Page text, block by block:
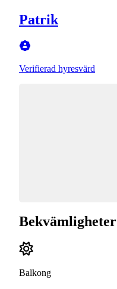
Patrik
Verifierad hyresvärd
Bekvämligheter
Balkong